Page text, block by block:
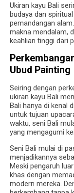
Ukiran kayu Bali
budaya dan
pemandangan
makna mendalam,
keahlian tinggi dari
Ubud Painting
Seiring dengan
ukiran kayu Bali
Bali hanya di kenal
untuk tujuan
waktu, seni Bali
yang mengagumi
Seni Bali mulai di
menjadikannya
Meski pengaruh
khas dengan
modern mereka.